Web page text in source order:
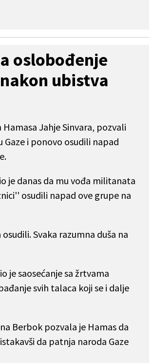
oslobođenje
ubistva
Jahje Sinvara, pozvali
i ponovo osudili napad
je danas da mu vođa militanata
osudili napad ove grupe na
Svaka razumna duša na
je saosećanje sa žrtvama
svih talaca koji se i dalje
Berbok pozvala je Hamas da
da patnja naroda Gaze